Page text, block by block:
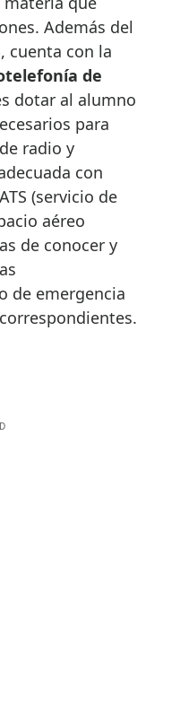
Además del
cuenta con la
de
dotar al alumno
para
radio y
con
(servicio de
aéreo
de conocer y
de emergencia